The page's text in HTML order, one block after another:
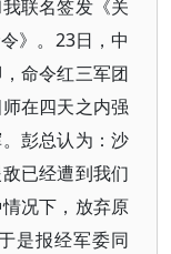
联名签发《关
》。23日，中
命令红三军团
在四天之内强
彭总认为：沙
已经遭到我们
况下，放弃原
是报经军委同